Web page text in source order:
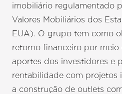
imobiliário regulamentado
Valores Mobiliários dos
EUA). O grupo tem como
retorno financeiro por meio
aportes dos investidores e
rentabilidade com projetos
a construção de outlets